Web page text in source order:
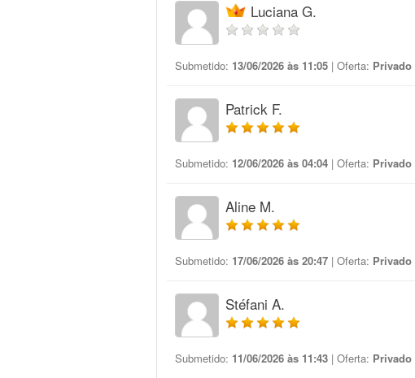
Luciana G.
Submetido: 13/06/2026 às 11:05 | Oferta: Privado
Patrick F.
Submetido: 12/06/2026 às 04:04 | Oferta: Privado
Aline M.
Submetido: 17/06/2026 às 20:47 | Oferta: Privado
Stéfani A.
Submetido: 11/06/2026 às 11:43 | Oferta: Privado